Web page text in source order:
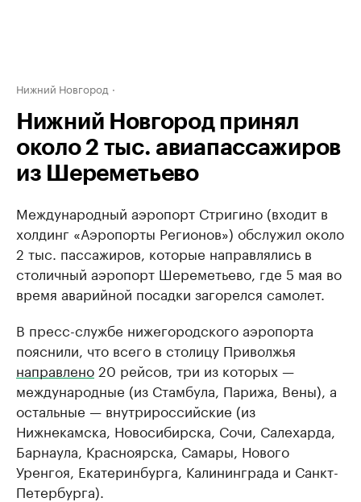
Нижний Новгород
Нижний Новгород принял
около 2 тыс. авиапассажиров
из Шереметьево
Международный аэропорт Стригино (входит в
холдинг «Аэропорты Регионов») обслужил около
2 тыс. пассажиров, которые направлялись в
столичный аэропорт Шереметьево, где 5 мая во
время аварийной посадки загорелся самолет.
В пресс-службе нижегородского аэропорта
пояснили, что всего в столицу Приволжья
направлено 20 рейсов, три из которых —
международные (из Стамбула, Парижа, Вены), а
остальные — внутрироссийские (из
Нижнекамска, Новосибирска, Сочи, Салехарда,
Барнаула, Красноярска, Самары, Нового
Уренгоя, Екатеринбурга, Калининграда и Санкт-
Петербурга).